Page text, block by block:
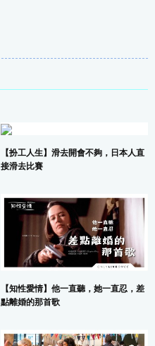
【扮工人生】滑去開會不夠，日本人直
接滑去比賽
【知性愛情】他一直聽，她一直忍，差
點離婚的那首歌